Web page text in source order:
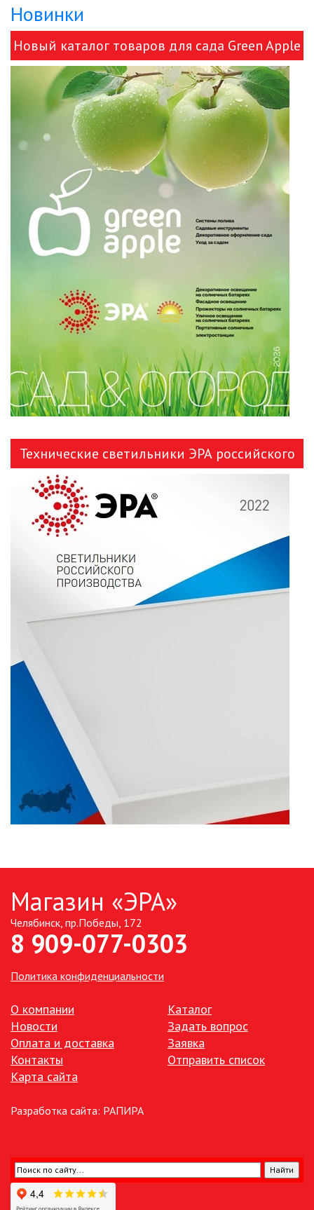
ИЗОЛЯЦИОННАЯ ЛЕНТА
ИНФРАКРАСНЫЕ ЛАМПЫ
ИСТОЧНИКИ СВЕТА
КАБЕЛЕНЕСУЩИЕ СИСТЕМЫ
КАБЕЛЬ
КЛЕЙКИЕ ЛЕНТЫ
ЛИНЕЙНЫЕ СВЕТОДИОДНЫЕ
СВЕТИЛЬНИКИ
ЛЮСТРЫ
МОДУЛЬНЫЕ СИСТЕМЫ
ОСВЕЩЕНИЯ (LED МОДУЛИ)
НАСТОЛЬНЫЕ СВЕТИЛЬНИКИ
НИЗКОВОЛЬТНОЕ
НОВОГОДНЕЕ ОСВЕЩЕНИЕ
ОТВЕРТКИ
ПАЯЛЬНОЕ ОБОРУДОВАНИЕ
СЕТЕВЫЕ ФИЛЬТРЫ, СИЛОВЫЕ
РАЗЪЕМЫ И УДЛИНИТЕЛИ,
ТРОЙНИКИ И КОЛОДКИ, ВИЛКИ
СОЛНЕЧНЫХ БАТАРЕЯХ
УЛИЧНЫЕ СВЕТИЛЬНИКИ
ФОНТАНЫ
ЭЛЕМЕНТЫ ПИТАНИЯ
Новинки
Новый каталог товаров для сада Green Apple
и ЭРА!
Технические светильники ЭРА российского
Магазин «ЭРА»
Челябинск, пр.Победы, 172
8 909-077-0303
Политика конфиденциальности
О компании
Новости
Оплата и доставка
Контакты
Карта сайта
Каталог
Задать вопрос
Заявка
Отправить список
Разработка сайта: РАПИРА